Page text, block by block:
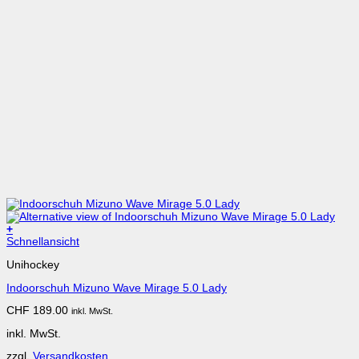
+
Dieses
weist
Varianten
Die
können
Schnellansicht
Unihockey
Indoorschuh Mizuno Wave Mirage 5.0 Lady
CHF 189.00 inkl. MwSt.
inkl. MwSt.
zzgl. Versandkosten